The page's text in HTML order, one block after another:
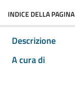
INDICE DELLA PAGINA
Descrizione
A cura di